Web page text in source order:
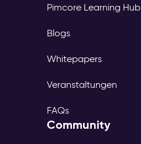
Pimcore Learning Hub
Blogs
Whitepapers
Veranstaltungen
FAQs
Community